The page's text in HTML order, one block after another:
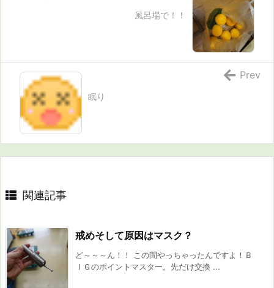
風呂場で！！
眠り
Prev
関連記事
戒めそして原因はマスク？
ど～～～ん！！ この間やっちゃったんですよ！Ｂ
ＩＧのポイントマスター。先だけ交換 ...